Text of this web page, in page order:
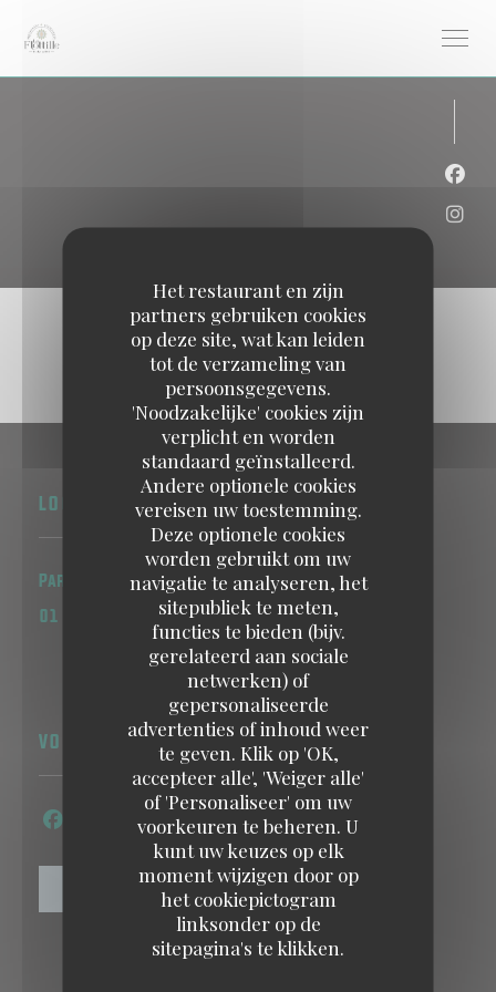
Het restaurant en zijn
partners gebruiken cookies
op deze site, wat kan leiden
tot de verzameling van
persoonsgegevens.
'Noodzakelijke' cookies zijn
verplicht en worden
standaard geïnstalleerd.
Andere optionele cookies
vereisen uw toestemming.
Deze optionele cookies
worden gebruikt om uw
navigatie te analyseren, het
sitepubliek te meten,
functies te bieden (bijv.
gerelateerd aan sociale
netwerken) of
gepersonaliseerde
advertenties of inhoud weer
te geven. Klik op 'OK,
accepteer alle', 'Weiger alle'
of 'Personaliseer' om uw
voorkeuren te beheren. U
kunt uw keuzes op elk
moment wijzigen door op
het cookiepictogram
linksonder op de
sitepagina's te klikken.
LOCATIE
Parc du Château de Versailles 78000 Versailles
01 39 51 41 58
VOLG ONS
Facebook ((opent in een nieuw venster))
Instagram ((opent in een nieuw